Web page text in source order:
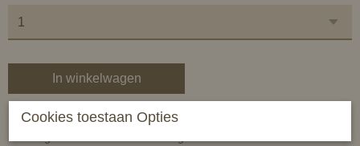
In winkelwagen
Dit rubberen graasmaker is zeer praktisch en kan worden
Cookies toestaan Opties